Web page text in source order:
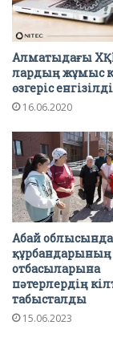
Алматыдағы
лардың жұмыс
өзгеріс енгізілді
16.06.2020
Абай
құрбандарының
отбасыларына
пәтерлердің
табысталды
15.06.2023